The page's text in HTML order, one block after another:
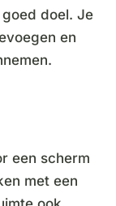
doel. Je
en
een scherm
met een